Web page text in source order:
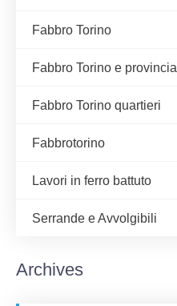
Fabbro Torino
Fabbro Torino e provincia
Fabbro Torino quartieri
Fabbrotorino
Lavori in ferro battuto
Serrande e Avvolgibili
Archives